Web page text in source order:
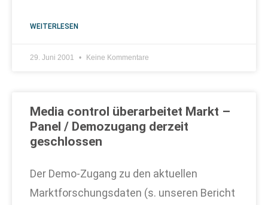
WEITERLESEN
29. Juni 2001 Keine Kommentare
Media control überarbeitet Markt –
Panel / Demozugang derzeit
geschlossen
Der Demo-Zugang zu den aktuellen
Marktforschungsdaten (s. unseren Bericht